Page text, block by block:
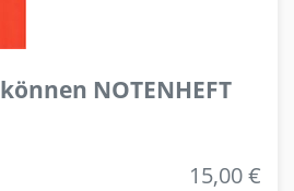
NOTENHEFT
15,00 €